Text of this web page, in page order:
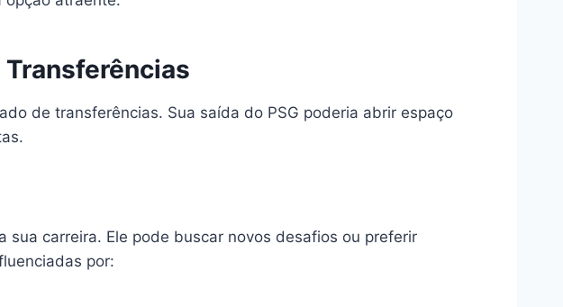
de transferências. Sua saída do PSG poderia abrir espaço
carreira. Ele pode buscar novos desafios ou preferir
por: